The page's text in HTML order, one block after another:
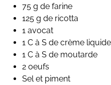
75 g de farine
125 g de ricotta
1 avocat
1 C à S de crème liquide
1 C à S de moutarde
2 oeufs
Sel et piment